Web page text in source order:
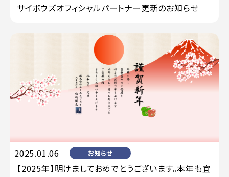
サイボウズオフィシャルパートナー更新のお知らせ
2025.01.06 お知らせ
【2025年】明けましておめでとうございます。本年も宜